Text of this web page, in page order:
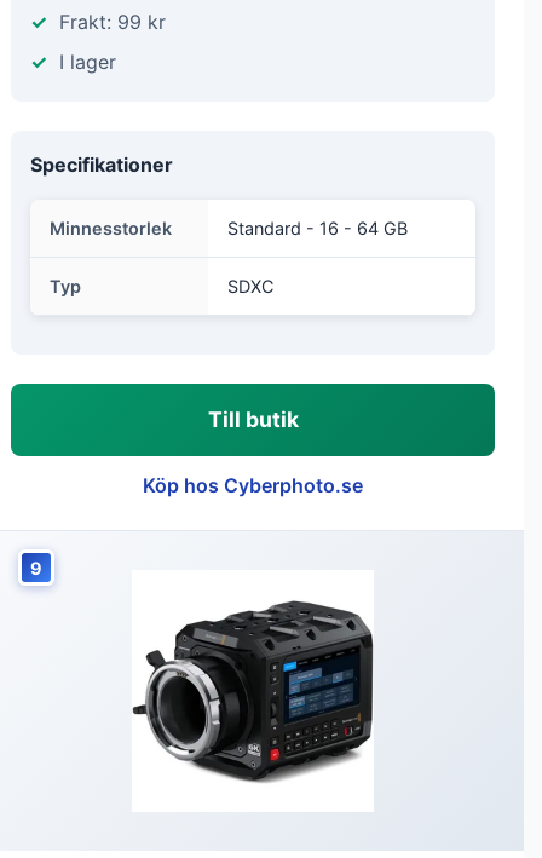
Frakt: 99 kr
I lager
Specifikationer
Minnesstorlek Standard - 16 - 64 GB
Typ SDXC
Till butik
Köp hos Cyberphoto.se
9